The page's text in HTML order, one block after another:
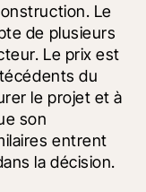
Le
de plusieurs
Le prix est
du
le projet et à
son
entrent
la décision.